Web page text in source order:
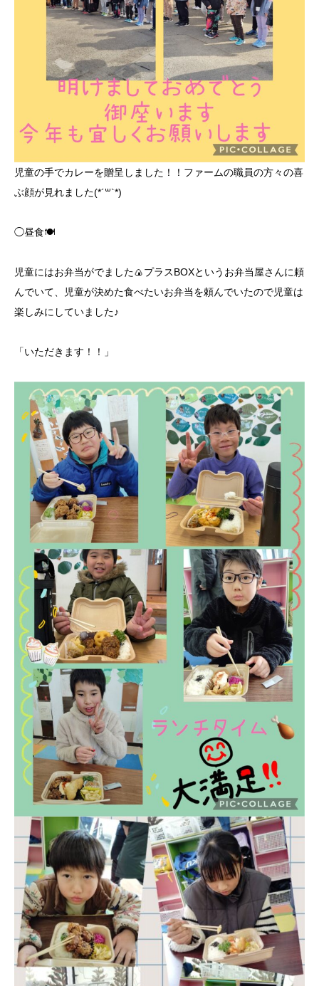
児童の手でカレーを贈呈しました！！ファームの職員の方々の喜
ぶ顔が見れました(*´꒳`*)
◯昼食🍽️
児童にはお弁当がでました🍙プラスBOXというお弁当屋さんに頼
んでいて、児童が決めた食べたいお弁当を頼んでいたので児童は
楽しみにしていました♪
「いただきます！！」